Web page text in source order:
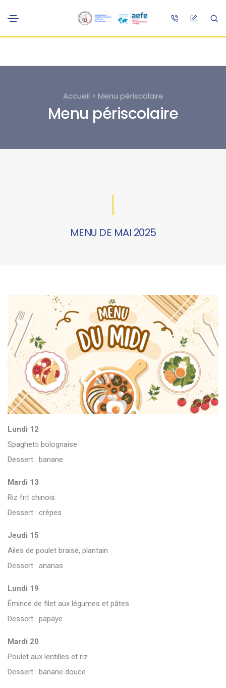
Accueil > Menu périscolaire
Menu périscolaire
MENU DE MAI 2025
Lundi 12
Spaghetti bolognaise
Dessert : banane
Mardi 13
Riz frit chinois
Dessert : crêpes
Jeudi 15
Ailes de poulet braisé, plantain
Dessert : ananas
Lundi 19
Émincé de filet aux légumes et pâtes
Dessert : papaye
Mardi 20
Poulet aux lentilles et riz
Dessert : banane douce